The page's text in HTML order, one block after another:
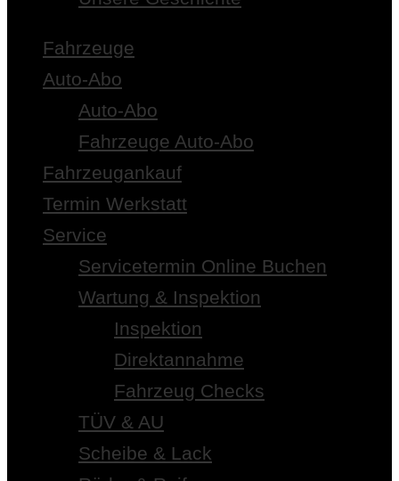
Fahrzeuge
Auto-Abo
Auto-Abo
Fahrzeuge Auto-Abo
Fahrzeugankauf
Termin Werkstatt
Service
Servicetermin Online Buchen
Wartung & Inspektion
Inspektion
Direktannahme
Fahrzeug Checks
TÜV & AU
Scheibe & Lack